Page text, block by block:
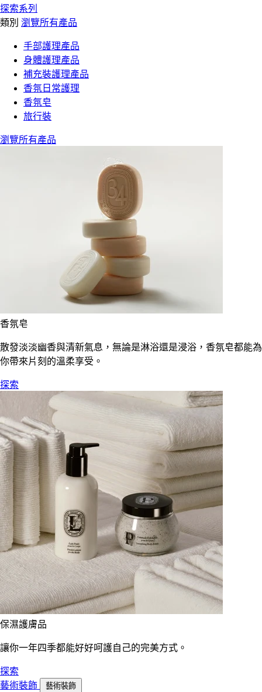
探索系列
類別 瀏覽所有產品
手部護理產品
身體護理產品
補充裝護理產品
香氛日常護理
香氛皂
旅行裝
瀏覽所有產品
香氛皂
散發淡淡幽香與清新氣息，無論是淋浴還是浸浴，香氛皂都能為
你帶來片刻的溫柔享受。
探索
保濕護膚品
讓你一年四季都能好好呵護自己的完美方式。
探索
藝術裝飾
藝術裝飾